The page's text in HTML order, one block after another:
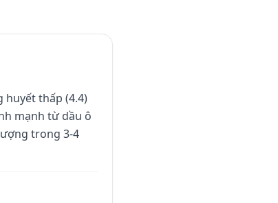
huyết thấp (4.4)
mạnh từ dầu ô
trong 3-4